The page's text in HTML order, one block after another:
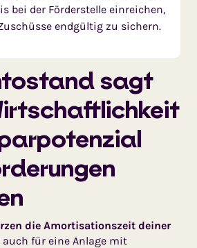
bei der Förderstelle einreichen,
endgültig zu sichern.
sagt
die Amortisationszeit deiner
auch für eine Anlage mit